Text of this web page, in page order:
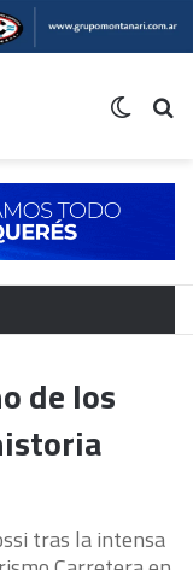
de los
tras la intensa